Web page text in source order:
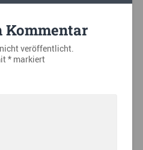
Kommentar
veröffentlicht.
*markiert